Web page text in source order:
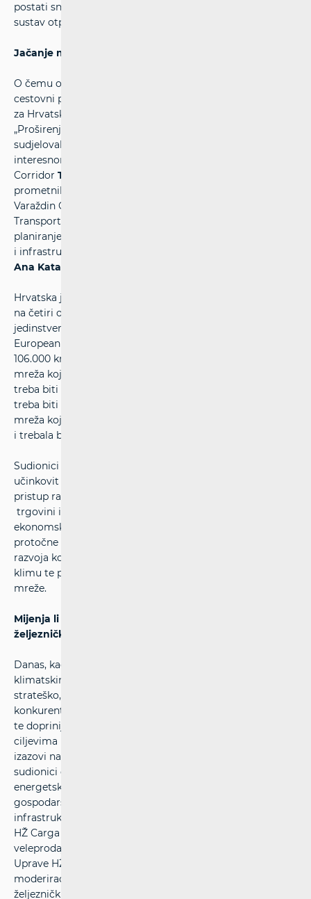
postati snažniji oslonac gospodarskom rastu, a željeznički
sustav otporniji na energetske izazove u budućnosti.
Jačanje međunarodne povezanosti
O čemu ovisi konkurentnost željeznice u odnosu na
cestovni promet i koje su prednosti prometnih koridora
za Hrvatsku govorili su sudionici prvog panela na temu
„Proširenje TEN-T mreže i značaj za RH“. U raspravi su
sudjelovali menadžer za infrastrukturu u gospodarsko
interesnom udruženju Alpine-Western Balkan Rail Freight
Corridor Tihomir Španić
prometnih znanosti
Varaždin Gateway - Intermodal HUB u tvrtki KOS
Transporti
planiranje i razvoj projekata u Ministarstvu mora, prometa
i infrastrukture
Ana Katalinić Mucalo
Hrvatska je po svom geostrateškom položaju smještena
na četiri od devet Europskih koridora koji pripadaju
jedinstvenoj Transeuropskoj mreži prometnica (Trans -
European Network - Transport, TENT). te obuhvaćaju
106.000 km željezničkih pruga. Planovi EU su da osnovna
mreža koja uključuje veze između većih gradova i čvorova
treba biti dovršena do 2030. dok proširena osnovna mreža
treba biti dovršena deset godina kasnije. Sveobuhvatna
mreža koja povezuje sve regije EU-a s osnovnom mrežom
i trebala bi biti dovršena do 2050.
Sudionici panela istakli su da razvoj koridora potiče
učinkovit prijevoz, kako putnika tako i robe, osigurava
pristup radnim mjestima i uslugama te doprinosi
trgovini i gospodarskom rast. Posljedično, jača
ekonomsku, socijalnu i teritorijalnu koheziju EU-a i stvara
protočne prometne sustave preko granica. Također, cilj
razvoja koridora je smanjenje utjecaja prometa na okoliš i
klimu te povećanje sigurnosti i otpornosti željezničke
mreže.
Mijenja li poskupljenje energenata poslovanje
željezničkih prijevoznika
Danas, kada se Europa i svijet suočavaju s energetskim i
klimatskim izazovima, pitanje energenata u željeznici je
strateško, obzirom o tome ovisi koliko će željeznica biti
konkurentna u odnosu na cestovni i druge vrste prometa
te doprinijeti smanjenju emisije u skladu s klimatskim
ciljevima na razini Europske unije. Na temu „Energetski
izazovi na tržištu željezničkih usluga“ razgovarali su
sudionici druge panel rasprave, načelnik Sektora za
energetsku politiku i planiranje u Ministarstvu
gospodarstva
infrastrukturi u HŽ Infrastrukturi
HŽ Carga
veleprodaju u Petrolu
Uprave HŽ Putničkog prijevoza
moderirao
željezničkih usluga u HAKOM-u.